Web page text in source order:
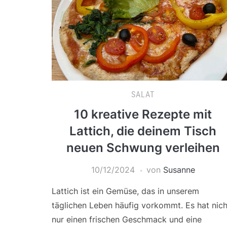
SALAT
10 kreative Rezepte mit
Lattich, die deinem Tisch
neuen Schwung verleihen
10/12/2024 von Susanne
Lattich ist ein Gemüse, das in unserem
täglichen Leben häufig vorkommt. Es hat
nur einen frischen Geschmack und eine